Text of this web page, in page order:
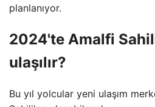
planlanıyor.
2024'te Amalfi
ulaşılır?
Bu yıl yolcular yeni ulaşım